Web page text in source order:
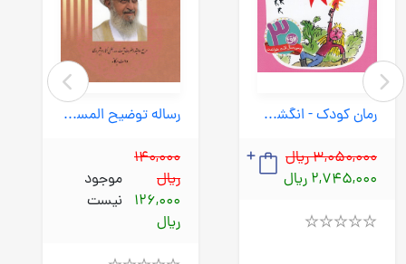
رساله توضیح المسائل مکارم (قدیانی) وزیری شومیز
140,000
ریال
126,000
ریال
موجود
نیست
رمان کودک - انگشت جادویی (فندق) رقعی شومیز
3,050,000 ریال
2,745,000 ریال